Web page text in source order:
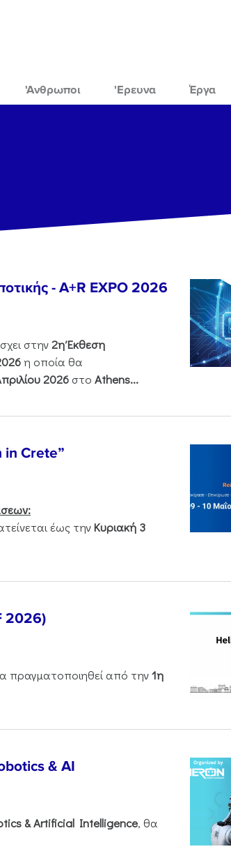
'Ανθρωποι 'Ερευνα Έργα
- A+R EXPO 2026
στην2η Έκθεση
η οποία θα
2026 στο Athens...
in Crete”
έως τηνΚυριακή 3
2026)
πραγματοποιηθεί από την1η
& AI
&Artificial Intelligence, θα